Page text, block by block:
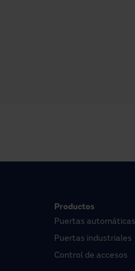
Productos
Puertas automáticas
Puertas industriales
Control de accesos